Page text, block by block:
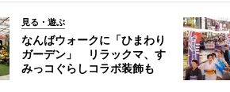
見る・遊ぶ
なんばウォークに「ひまわり
ガーデン」 リラックマ、す
みっコぐらしコラボ装飾も